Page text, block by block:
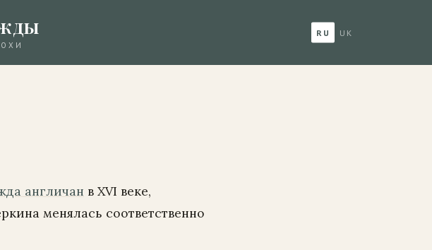
RU UK
англичан в XVI веке,
менялась соответственно